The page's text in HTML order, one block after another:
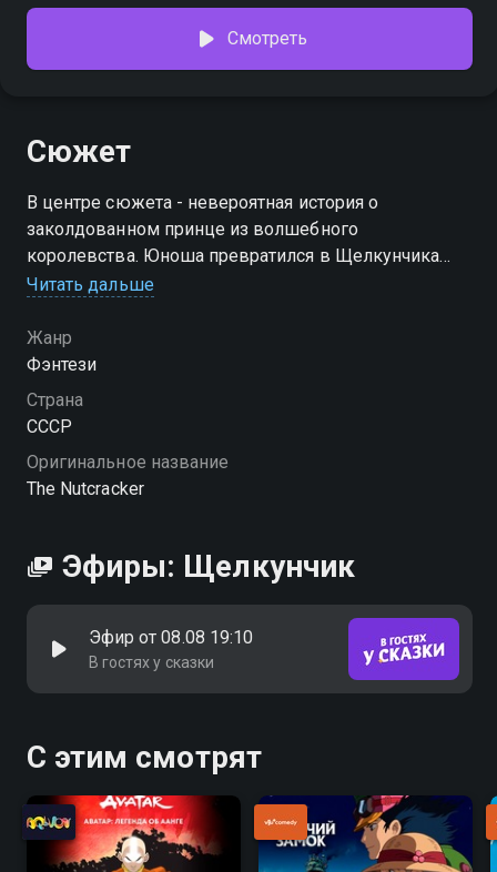
Смотреть
Сюжет
В центре сюжета - невероятная история о
заколдованном принце из волшебного
королевства. Юноша превратился в Щелкунчика
после того, как коварный мышиный король
Читать дальше
Жанр
Фэнтези
Страна
СССР
Оригинальное название
The Nutcracker
Эфиры: Щелкунчик
Эфир от 08.08 19:10
В гостях у сказки
С этим смотрят